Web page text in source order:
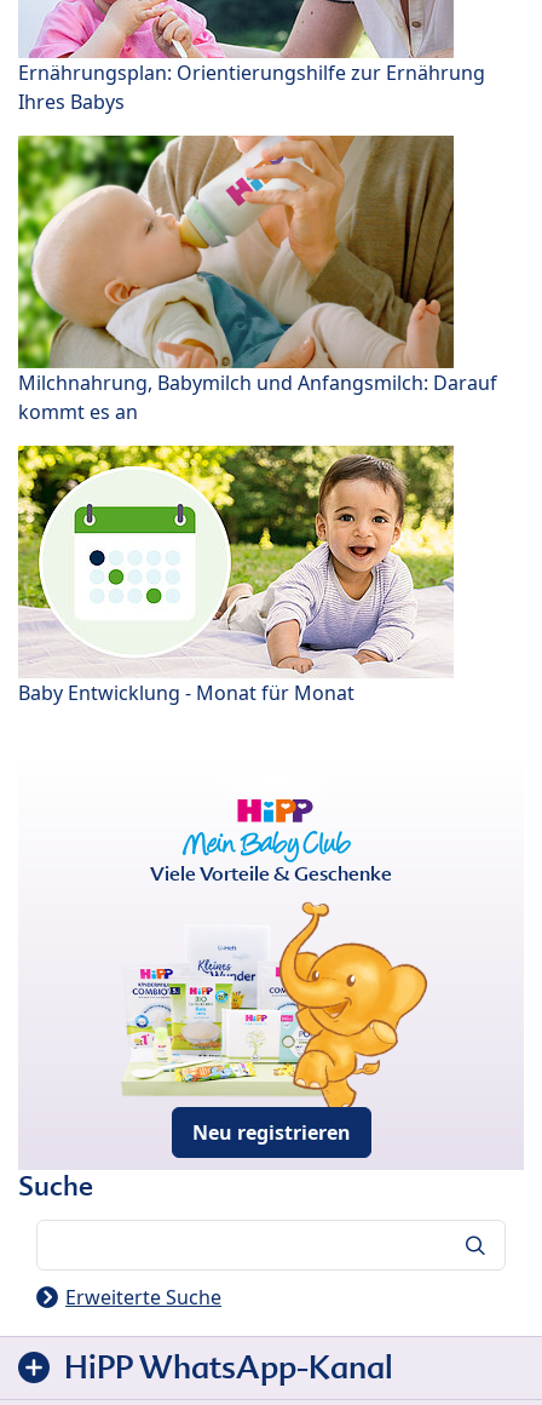
Ernährungsplan: Orientierungshilfe zur Ernährung
Ihres Babys
Milchnahrung, Babymilch und Anfangsmilch: Darauf
kommt es an
Baby Entwicklung - Monat für Monat
Viele Vorteile & Geschenke
Neu registrieren
Suche
Erweiterte Suche
HiPP WhatsApp-Kanal